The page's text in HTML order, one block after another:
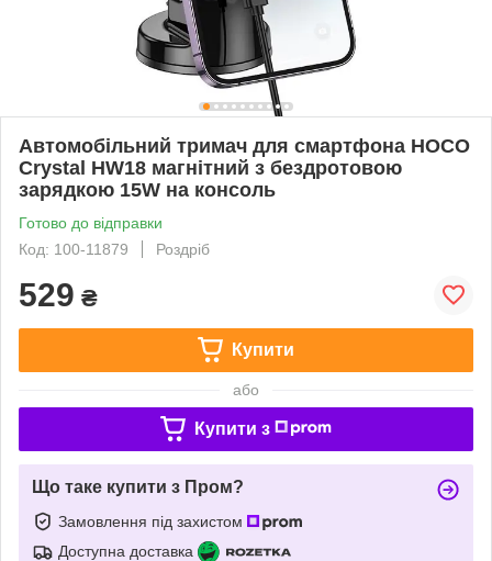
Автомобільний тримач для смартфона HOCO
Crystal HW18 магнітний з бездротовою
зарядкою 15W на консоль
Готово до відправки
Код: 100-11879
Роздріб
529 ₴
Купити
або
Купити з
Що таке купити з Пром?
Замовлення під захистом
Доступна доставка